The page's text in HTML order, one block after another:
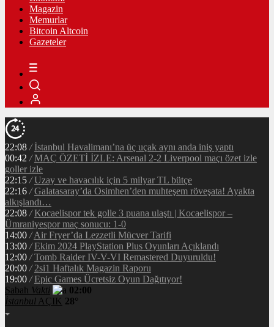
Magazin
Memurlar
Bitcoin Altcoin
Gazeteler
22:08 / İstanbul Havalimanı’na üç uçak aynı anda iniş yaptı
00:42 / MAÇ ÖZETİ İZLE: Arsenal 2-2 Liverpool maçı özet izle
goller izle
22:15 / Uzay ve havacılık için 5 milyar TL bütçe
22:16 / Galatasaray’da Osimhen’den muhteşem röveşata! Ayakta
alkışlandı…
22:08 / Kocaelispor tek golle 3 puana ulaştı | Kocaelispor –
Ümraniyespor maç sonucu: 1-0
14:00 / Air Fryer’da Lezzetli Mücver Tarifi
13:00 / Ekim 2024 PlayStation Plus Oyunları Açıklandı
12:00 / Tomb Raider IV-V-VI Remastered Duyuruldu!
20:00 / 2si1 Haftalık Magazin Raporu
19:00 / Epic Games Ücretsiz Oyun Dağıtıyor!
Sabah Vakti
02:00
İstanbul AÇIK 28°